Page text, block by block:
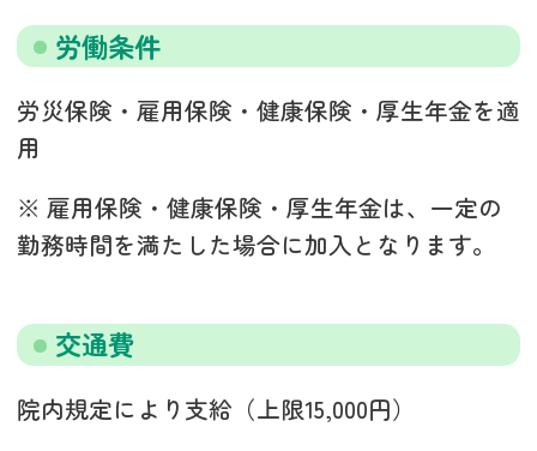
労働条件
労災保険・雇用保険・健康保険・厚生年金を適
用
※ 雇用保険・健康保険・厚生年金は、一定の
勤務時間を満たした場合に加入となります。
交通費
院内規定により支給（上限15,000円）